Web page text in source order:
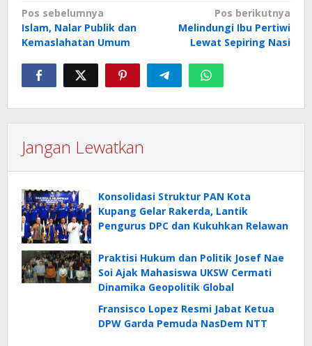
Navigasi
pos
Pos sebelumnya
Islam, Nalar Publik dan
Kemaslahatan Umum
Pos berikutnya
Melindungi Ibu Pertiwi
Lewat Sepiring Nasi
Jangan Lewatkan
Konsolidasi Struktur PAN Kota
Kupang Gelar Rakerda, Lantik
Pengurus DPC dan Kukuhkan Relawan
Praktisi Hukum dan Politik Josef Nae
Soi Ajak Mahasiswa UKSW Cermati
Dinamika Geopolitik Global
Fransisco Lopez Resmi Jabat Ketua
DPW Garda Pemuda NasDem NTT